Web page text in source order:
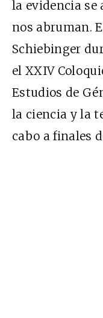
la evidencia se
nos abruman.
Schiebinger
elXXIV
Estudios de
la ciencia y la
cabo a finales